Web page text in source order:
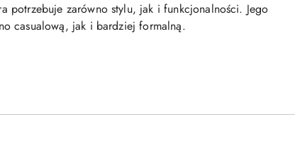
potrzebuje zarówno stylu, jak i funkcjonalności. Jego
casualową, jak i bardziej formalną.